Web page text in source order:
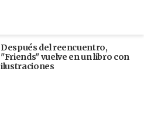
Después del reencuentro,
"Friends" vuelve en un libro con
ilustraciones